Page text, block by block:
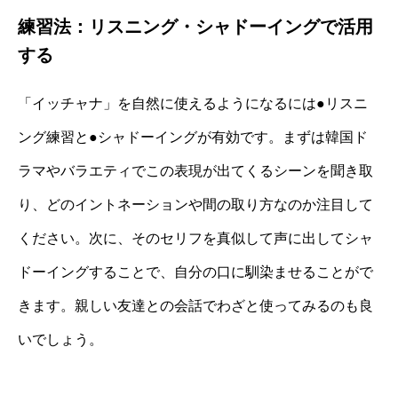
練習法：リスニング・シャドーイングで活用
する
「イッチャナ」を自然に使えるようになるには●リスニ
ング練習と●シャドーイングが有効です。まずは韓国ド
ラマやバラエティでこの表現が出てくるシーンを聞き取
り、どのイントネーションや間の取り方なのか注目して
ください。次に、そのセリフを真似して声に出してシャ
ドーイングすることで、自分の口に馴染ませることがで
きます。親しい友達との会話でわざと使ってみるのも良
いでしょう。